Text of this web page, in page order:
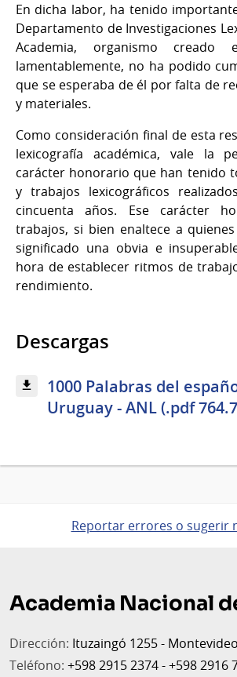
En dicha labor, ha tenido
Departamento de Investigaciones
Academia, organismo creado
lamentablemente, no ha podido
que se esperaba de él por falta de
y materiales.
Como consideración final de esta
lexicografía académica, vale la
carácter honorario que han tenido
y trabajos lexicográficos
cincuenta años. Ese carácter
trabajos, si bien enaltece a
significado una obvia e
hora de establecer ritmos de
rendimiento.
Descargas
1000 Palabras del
Uruguay - ANL (.pdf
Reportar errores o sugerir
de
página
Academia Nacional
Dirección: Ituzaingó 1255 -
Teléfono: +598 2915 2374 - +598 2916